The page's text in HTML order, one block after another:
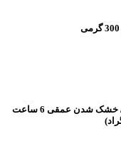
زمان خشک شدن: خشک شدن سطحی 1 ساعت / خشک شدن عمقی 6 ساعت